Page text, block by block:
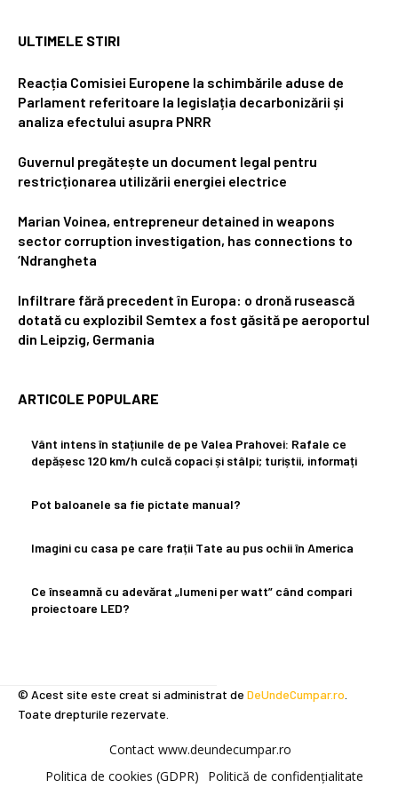
ULTIMELE STIRI
Reacția Comisiei Europene la schimbările aduse de
Parlament referitoare la legislația decarbonizării și
analiza efectului asupra PNRR
Guvernul pregătește un document legal pentru
restricționarea utilizării energiei electrice
Marian Voinea, entrepreneur detained in weapons
sector corruption investigation, has connections to
‘Ndrangheta
Infiltrare fără precedent în Europa: o dronă rusească
dotată cu explozibil Semtex a fost găsită pe aeroportul
din Leipzig, Germania
ARTICOLE POPULARE
Vânt intens în stațiunile de pe Valea Prahovei: Rafale ce
depășesc 120 km/h culcă copaci și stâlpi; turiștii, informați
Pot baloanele sa fie pictate manual?
Imagini cu casa pe care frații Tate au pus ochii în America
Ce înseamnă cu adevărat „lumeni per watt” când compari
proiectoare LED?
© Acest site este creat si administrat de DeUndeCumpar.ro
Toate drepturile rezervate.
Contact www.deundecumpar.ro
Politica de cookies (GDPR)
Politică de confidențialitate